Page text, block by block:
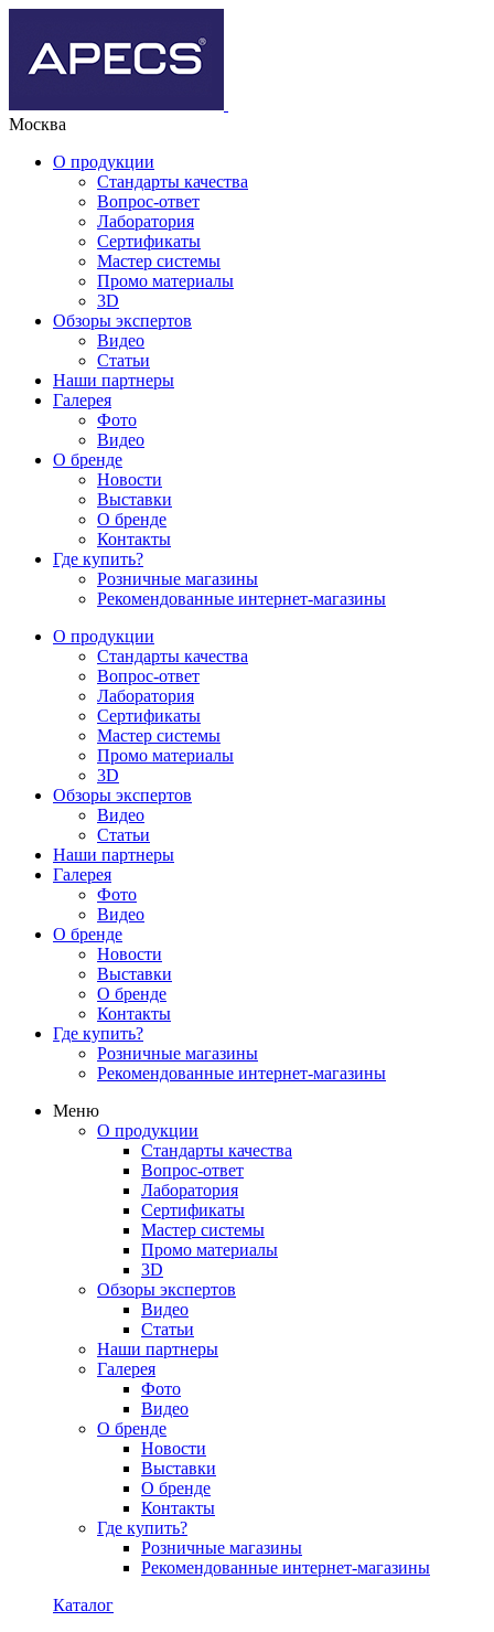
Москва
О продукции
Стандарты качества
Вопрос-ответ
Лаборатория
Сертификаты
Мастер системы
Промо материалы
3D
Обзоры экспертов
Видео
Статьи
Наши партнеры
Галерея
Фото
Видео
О бренде
Новости
Выставки
О бренде
Контакты
Где купить?
Розничные магазины
Рекомендованные интернет-магазины
О продукции
Стандарты качества
Вопрос-ответ
Лаборатория
Сертификаты
Мастер системы
Промо материалы
3D
Обзоры экспертов
Видео
Статьи
Наши партнеры
Галерея
Фото
Видео
О бренде
Новости
Выставки
О бренде
Контакты
Где купить?
Розничные магазины
Рекомендованные интернет-магазины
Меню
О продукции
Стандарты качества
Вопрос-ответ
Лаборатория
Сертификаты
Мастер системы
Промо материалы
3D
Обзоры экспертов
Видео
Статьи
Наши партнеры
Галерея
Фото
Видео
О бренде
Новости
Выставки
О бренде
Контакты
Где купить?
Розничные магазины
Рекомендованные интернет-магазины
Каталог